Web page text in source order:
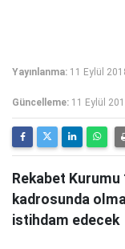
Yayınlanma: 11 Eylül
Güncelleme: 11 Eylül
Rekabet
kadrosunda
istihdam edecek